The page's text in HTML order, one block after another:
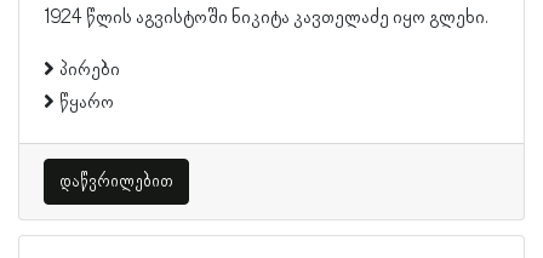
1924 წლის აგვისტოში ნიკიტა კავთელაძე იყო გლეხი.
პირები
წყარო
დაწვრილებით